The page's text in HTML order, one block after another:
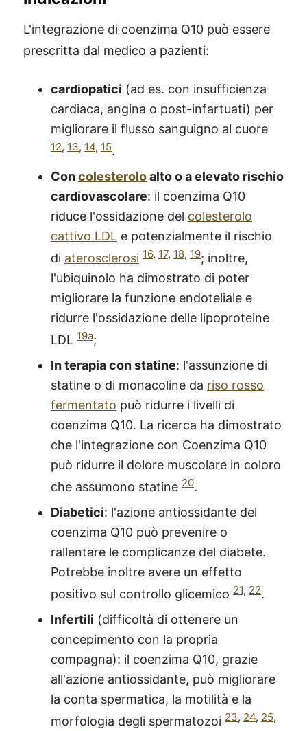
L'integrazione di coenzima Q10 può essere
prescritta dal medico a pazienti:
cardiopatici (ad es. con insufficienza
cardiaca, angina o post-infartuati) per
migliorare il flusso sanguigno al cuore
12, 13, 14, 15.
Concolesteroloalto o a elevato rischio
cardiovascolare: il coenzima Q10
riduce l'ossidazione del colesterolo
cattivo LDL e potenzialmente il rischio
di aterosclerosi 16, 17, 18, 19; inoltre,
l'ubiquinolo ha dimostrato di poter
migliorare la funzione endoteliale e
ridurre l'ossidazione delle lipoproteine
LDL 19a;
In terapia con statine: l'assunzione di
statine o di monacoline da riso rosso
fermentato può ridurre i livelli di
coenzima Q10. La ricerca ha dimostrato
che l'integrazione con Coenzima Q10
può ridurre il dolore muscolare in coloro
che assumono statine 20.
Diabetici: l'azione antiossidante del
coenzima Q10 può prevenire o
rallentare le complicanze del diabete.
Potrebbe inoltre avere un effetto
positivo sul controllo glicemico 21, 22.
Infertili (difficoltà di ottenere un
concepimento con la propria
compagna): il coenzima Q10, grazie
all'azione antiossidante, può migliorare
la conta spermatica, la motilità e la
morfologia degli spermatozoi 23, 24, 25,